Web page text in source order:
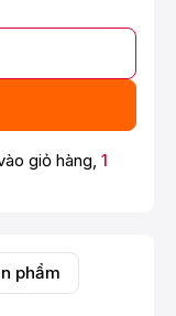
giỏ hàng, 1
phẩm